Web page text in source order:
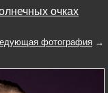
очках
фотография →